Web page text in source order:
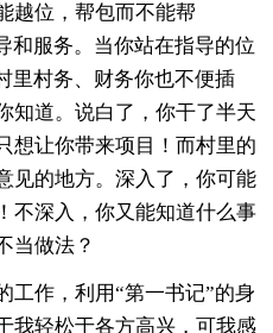
越位，帮包而不能帮
和服务。当你站在指导的位
里村务、财务你也不便插
知道。说白了，你干了半天
想让你带来项目！而村里的
见的地方。深入了，你可能
不深入，你又能知道什么事
当做法？
作，利用“第一书记”的身
我轻松于各方高兴，可我感